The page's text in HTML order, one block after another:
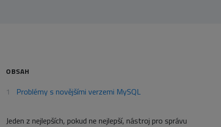
OBSAH
Problémy s novějšími verzemi MySQL
Jeden z nejlepších, pokud ne nejlepší, nástroj pro správu